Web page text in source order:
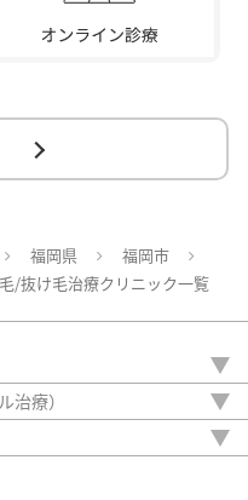
福岡県
福岡市
/抜け毛治療クリニック一覧
治療）